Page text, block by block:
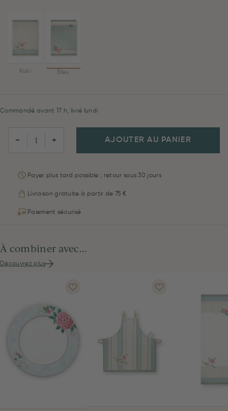
Kaki Bleu
Commandé avant 17 h, livré lundi
− + AJOUTER AU PANIER
Payer plus tard possible ; retour sous 30 jours
Livraison gratuite à partir de 75 €
Paiement sécurisé
À combiner avec...
Découvrez plus